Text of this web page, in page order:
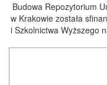
Budowa Repozytorium
w Krakowie została
i Szkolnictwa Wyższego